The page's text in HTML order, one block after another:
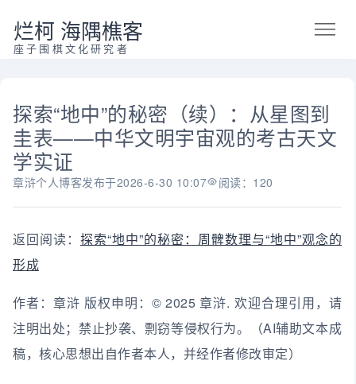
烂柯 海隅樵客
座子围棋文化研究者
探索“地中”的秘密（续）：从星图到
圭表——中华文明宇宙观的考古天文
学实证
章浒个人博客发布于2026-6-30 10:07 阅读：120
返回阅读： 探索“地中”的秘密：周髀数理与“地中”观念的
形成
作者：章浒 版权申明：© 2025 章浒. 欢迎合理引用，请
注明出处；禁止抄袭、剽窃等侵权行为。（AI辅助文本成
稿，核心思想出自作者本人，并经作者修改审定）